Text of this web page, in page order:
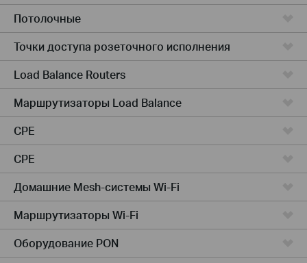
Потолочные
Точки доступа розеточного исполнения
Load Balance Routers
Маршрутизаторы Load Balance
CPE
CPE
Домашние Mesh-системы Wi-Fi
Маршрутизаторы Wi-Fi
Оборудование PON